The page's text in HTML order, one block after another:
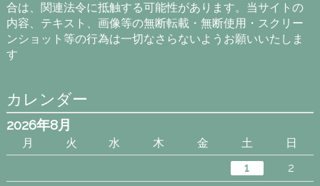
合は、関連法令に抵触する可能性があります。当サイトの
内容、テキスト、画像等の無断転載・無断使用・スクリー
ンショット等の行為は一切なさらないようお願いいたしま
す
カレンダー
2026年8月
月 火 水 木 金 土
日
1
2